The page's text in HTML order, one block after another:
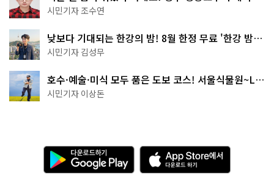
·무더위쉼터까지
시민기자 조수연
낮보다 기대되는 한강의 밤! 8월 한정 무료 '한강 밤
핑' 예약은?
시민기자 김성무
호수·예술·미식 모두 품은 도보 코스! 서울식물원~LG
아트센터~마곡테라스거리
시민기자 이상돈
다
운
로
A
p
p